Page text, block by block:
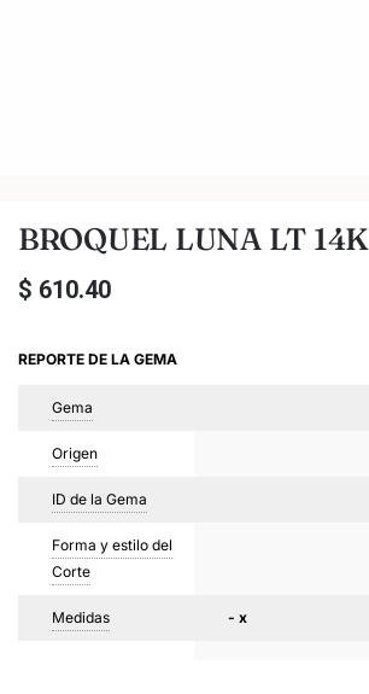
BROQUEL LUNA LT 14K
$ 610.40
REPORTE DE LA GEMA
Gema
Origen
ID de la Gema
Forma y estilo del
Corte
Medidas - x